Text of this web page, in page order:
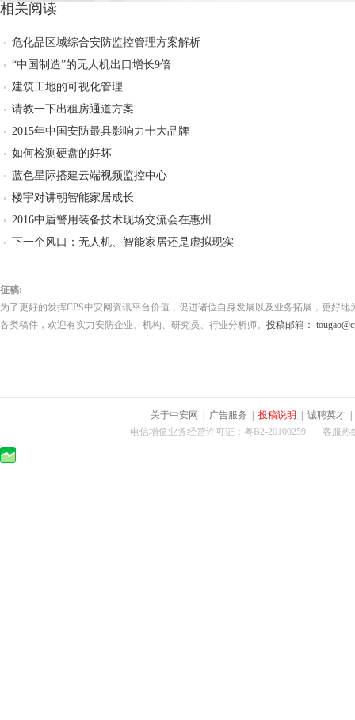
相关阅读
危化品区域综合安防监控管理方案解析
“中国制造”的无人机出口增长9倍
建筑工地的可视化管理
请教一下出租房通道方案
2015年中国安防最具影响力十大品牌
如何检测硬盘的好坏
蓝色星际搭建云端视频监控中心
楼宇对讲朝智能家居成长
2016中盾警用装备技术现场交流会在惠州
下一个风口：无人机、智能家居还是虚拟现实
征稿:
为了更好的发挥CPS中安网资讯平台价值，促进诸位自身发展以及业务拓展，更好
各类稿件，欢迎有实力安防企业、机构、研究员、行业分析师。 投稿邮箱：
关于中安网 广告服务 投稿说明 诚聘英才
电信增值业务经营许可证：粤B2-20100259 客服